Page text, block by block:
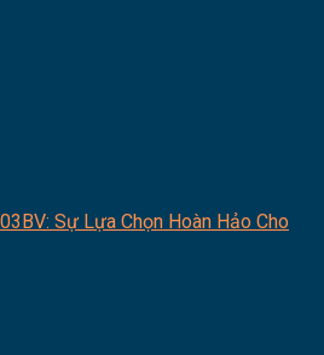
Sự Lựa Chọn Hoàn Hảo Cho